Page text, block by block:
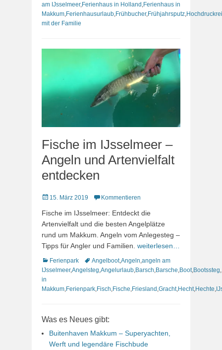
am IJsselmeer,Ferienhaus in Holland ,Ferienhaus in
Makkum,Ferienhausurlaub,Frühbucher,Frühjahrsputz,
mit der Familie
Fische im IJsselmeer –
Angeln und Artenvielfalt
entdecken
Veröffentlicht
15. März 2019 Kommentieren
Fische im IJsselmeer: Entdeckt die
Artenvielfalt und die besten Angelplätze
rund um Makkum. Angeln vom Anlegesteg –
Tipps für Angler und Familien. weiterlesen…
Kategorien
Ferienpark Schlagworte
Angelboot,Angeln angeln am
IJsselmeer,Angelsteg Angelurlaub Barsch Barsche Boot Bootssteg
in
Makkum Ferienpark Fisch Fische Friesland Gracht, Hecht Hechte
Was es Neues gibt:
Buitenhaven Makkum – Superyachten,
Werft und legendäre Fischbude